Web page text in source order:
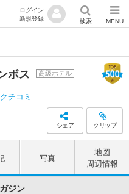
ログイン
新規登録
検索 MENU
ボス 高級ホテル
チコミ
シェア クリップ
写真
地図
周辺情報
ジン